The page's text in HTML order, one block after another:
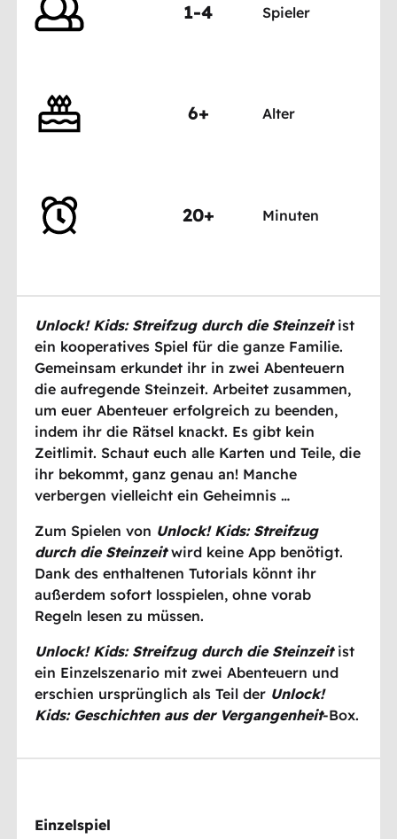
1-4 Spieler
6+ Alter
20+ Minuten
Unlock! Kids: Streifzug durch die Steinzeit ist
ein kooperatives Spiel für die ganze Familie.
Gemeinsam erkundet ihr in zwei Abenteuern
die aufregende Steinzeit. Arbeitet zusammen,
um euer Abenteuer erfolgreich zu beenden,
indem ihr die Rätsel knackt. Es gibt kein
Zeitlimit. Schaut euch alle Karten und Teile, die
ihr bekommt, ganz genau an! Manche
verbergen vielleicht ein Geheimnis …
Zum Spielen von Unlock! Kids: Streifzug
durch die Steinzeitwird keine App benötigt.
Dank des enthaltenen Tutorials könnt ihr
außerdem sofort losspielen, ohne vorab
Regeln lesen zu müssen.
Unlock! Kids: Streifzug durch die Steinzeit ist
ein Einzelszenario mit zwei Abenteuern und
erschien ursprünglich als Teil der Unlock!
Kids: Geschichten aus der Vergangenheit-Box.
Einzelspiel